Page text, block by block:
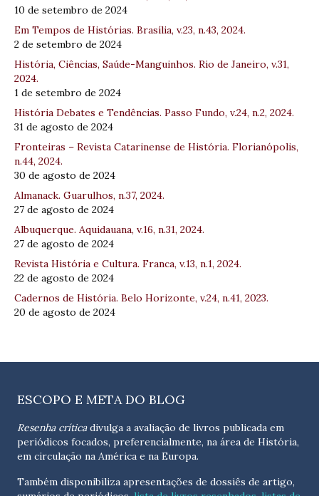
10 de setembro de 2024
Em Tempos de Histórias. Brasília, v.23, n.43, 2024.
2 de setembro de 2024
História, Ciências, Saúde-Manguinhos. Rio de Janeiro, v.31,
2024.
1 de setembro de 2024
História Debates e Tendências. Passo Fundo, v.24, n.2, 2024.
31 de agosto de 2024
Fronteiras – Revista Catarinense de História. Florianópolis,
n.44, 2024.
30 de agosto de 2024
Almanack. Guarulhos, n.37, 2024.
27 de agosto de 2024
Albuquerque. Aquidauana, v.16, n.31, 2024.
27 de agosto de 2024
Revista História e Cultura. Franca, v.13, n.1, 2024.
22 de agosto de 2024
Cadernos de História. Belo Horizonte, v.24, n.41, 2023.
20 de agosto de 2024
ESCOPO E META DO BLOG
Resenha críticadivulga a avaliação de livros publicada em
periódicos focados, preferencialmente, na área de História,
em circulação na América e na Europa.
Também disponibiliza apresentações de dossiês de artigo,